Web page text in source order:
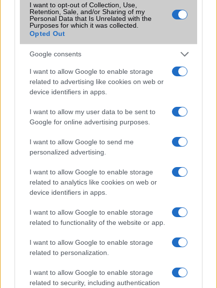
I want to opt-out of Collection, Use,
Retention, Sale, and/or Sharing of my
Personal Data that Is Unrelated with the
Purposes for which it was collected.
Opted Out
Google consents
I want to allow Google to enable storage
related to advertising like cookies on web or
device identifiers in apps.
I want to allow my user data to be sent to
Google for online advertising purposes.
I want to allow Google to send me
personalized advertising.
I want to allow Google to enable storage
related to analytics like cookies on web or
device identifiers in apps.
I want to allow Google to enable storage
related to functionality of the website or app.
I want to allow Google to enable storage
related to personalization.
I want to allow Google to enable storage
related to security, including authentication
KAPCSOLÓDÓ HÍREK
Megszűnik a T-Mobile
T-Mobile: jövőre is maradnak a korlátlan csomagok!
A Telekom újabb 13 városban felkapcsolta a 300
megabites mobilinternetet 4G hálózatán
Fesztiválozás helyben vagy akár távolból a Telekom 4G
megoldásaival
1200 Mbps letöltési sebesség mobilon, Magyaroszágon
Telekom: 4G plus egész Budapesten
Újra korlátlan a nyár a Telekomnál!
Korlátlan mobilnet napok a Telekomnál
LEGOLVASOTTABBAK